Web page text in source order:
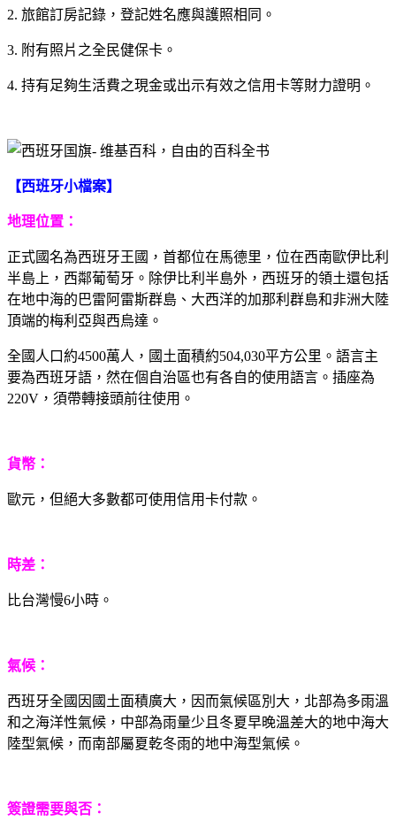
2. 旅館訂房記錄，登記姓名應與護照相同。
3. 附有照片之全民健保卡。
4. 持有足夠生活費之現金或出示有效之信用卡等財力證明。
【西班牙小檔案】
地理位置：
正式國名為西班牙王國，首都位在馬德里，位在西南歐伊比利
半島上，西鄰葡萄牙。除伊比利半島外，西班牙的領土還包括
在地中海的巴雷阿雷斯群島、大西洋的加那利群島和非洲大陸
頂端的梅利亞與西烏達。
全國人口約4500萬人，國土面積約504,030平方公里。語言主
要為西班牙語，然在個自治區也有各自的使用語言。插座為
220V，須帶轉接頭前往使用。
貨幣：
歐元，但絕大多數都可使用信用卡付款。
時差：
比台灣慢6小時。
氣候：
西班牙全國因國土面積廣大，因而氣候區別大，北部為多雨溫
和之海洋性氣候，中部為雨量少且冬夏早晚溫差大的地中海大
陸型氣候，而南部屬夏乾冬雨的地中海型氣候。
簽證需要與否：